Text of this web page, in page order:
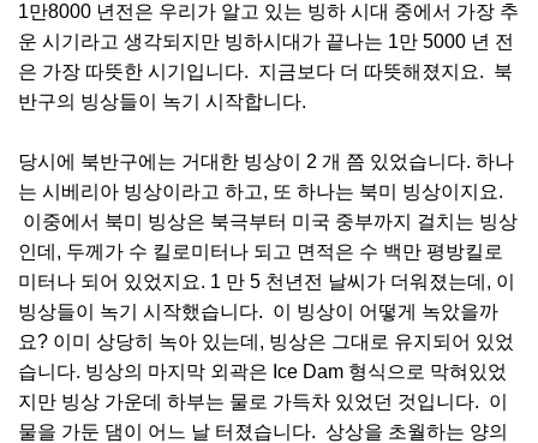
1만8000 년전은 우리가 알고 있는 빙하 시대 중에서 가장 추
운 시기라고 생각되지만 빙하시대가 끝나는 1만 5000 년 전
은 가장 따뜻한 시기입니다. 지금보다 더 따뜻해졌지요. 북
반구의 빙상들이 녹기 시작합니다.
당시에 북반구에는 거대한 빙상이 2 개 쯤 있었습니다. 하나
는 시베리아 빙상이라고 하고, 또 하나는 북미 빙상이지요.
이중에서 북미 빙상은 북극부터 미국 중부까지 걸치는 빙상
인데, 두께가 수 킬로미터나 되고 면적은 수 백만 평방킬로
미터나 되어 있었지요. 1 만 5 천년전 날씨가 더워졌는데, 이
빙상들이 녹기 시작했습니다. 이 빙상이 어떻게 녹았을까
요? 이미 상당히 녹아 있는데, 빙상은 그대로 유지되어 있었
습니다. 빙상의 마지막 외곽은 Ice Dam 형식으로 막혀있었
지만 빙상 가운데 하부는 물로 가득차 있었던 것입니다. 이
물을 가둔 댐이 어느 날 터졌습니다. 상상을 초월하는 양의